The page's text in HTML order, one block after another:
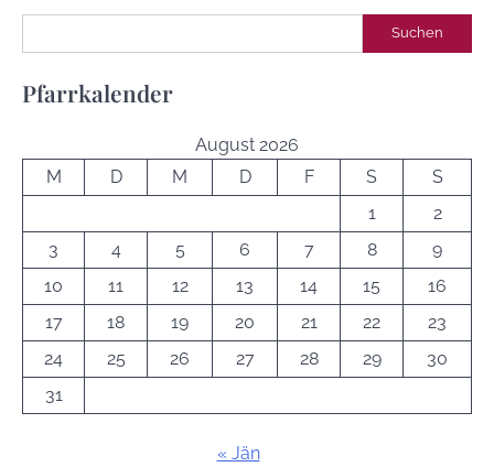
Suchen
Pfarrkalender
August 2026
M
D M D F S
S
1
2
3
4 5 6 7 8
9
10
11 12 13 14 15
16
17
18 19 20 21 22
23
24
25 26 27 28 29
30
31
« Jän